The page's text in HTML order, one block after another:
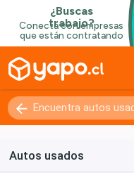
Autos usados